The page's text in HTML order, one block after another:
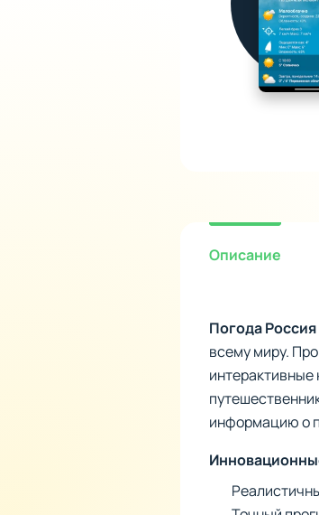
Описание
Погода
всему миру.
информацию о